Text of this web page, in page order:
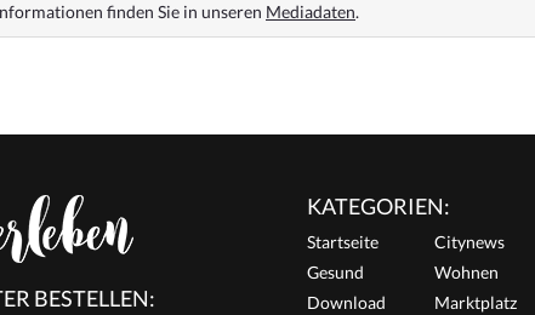
finden Sie in unseren Mediadaten.
BESTELLEN:
KATEGORIEN:
Startseite Citynews
Gesund
Wohnen
Download
Marktplatz